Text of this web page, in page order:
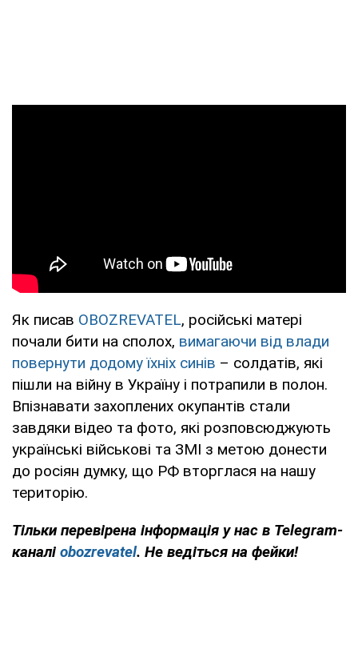
Як писав OBOZREVATEL, російські матері
почали бити на сполох, вимагаючи від влади
повернути додому їхніх синів – солдатів, які
пішли на війну в Україну і потрапили в полон.
Впізнавати захоплених окупантів стали
завдяки відео та фото, які розповсюджують
українські військові та ЗМІ з метою донести
до росіян думку, що РФ вторглася на нашу
територію.
Тільки перевірена інформація у нас в Telegram-
каналі obozrevatel. Не ведіться на фейки!